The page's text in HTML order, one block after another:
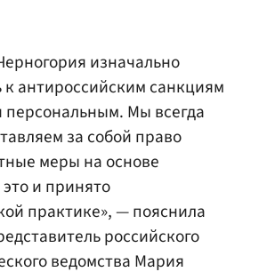
изначально
антироссийским санкциям
персональным. Мы всегда
за собой право
меры на основе
и принято
практике», — пояснила
российского
ведомства Мария